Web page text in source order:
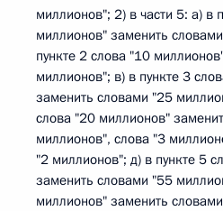
миллионов"; 2) в части 5: а) в
миллионов" заменить
пункте 2 слова "10
миллионов"; в) в пункте 3
заменить словами "25
слова "20 миллионов"
миллионов", слова "3
"2 миллионов"; д) в пункте 5
заменить словами "55
миллионов" заменить